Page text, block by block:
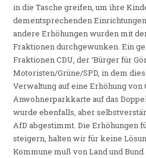
in die Tasche greifen, um ihre
dementsprechenden
andere Erhöhungen wurden mit
Fraktionen durchgewunken. Ein
Fraktionen CDU, der ‘Bürger für
Motoristen/Grüne/SPD, in dem
Verwaltung auf eine Erhöhung von
Anwohnerparkkarte auf das
wurde ebenfalls, aber
AfD abgestimmt. Die Erhöhungen
steigern, halten wir für keine
Kommune muß von Land und